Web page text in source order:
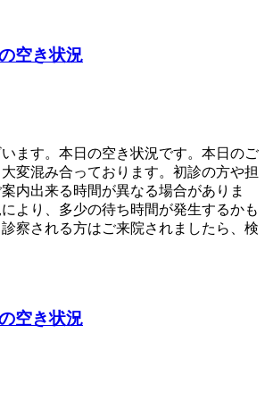
空き状況
ます。本日の空き状況です。本日のご
変混み合っております。初診の方や担
内出来る時間が異なる場合がありま
より、多少の待ち時間が発生するかも
察される方はご来院されましたら、検
空き状況